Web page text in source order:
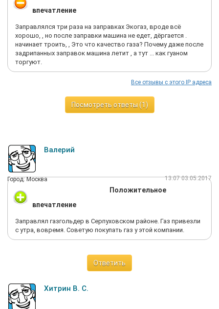
впечатление
Заправлялся три раза на заправках Экогаз, вроде всё
хорошо, , но после заправки машина не едет, дёргается .
начинает троить, , Это что качество газа? Почему даже после
задрипанных заправок машина летит , а тут ... как гуаном
торгуют.
Все отзывы с этого IP адреса
Посмотреть ответы (1)
Валерий
Город: Москва 13:07 03.05.2017
Положительное
впечатление
Заправлял газгольдер в Серпуховском районе. Газ привезли
с утра, вовремя. Советую покупать газ у этой компании.
Ответить
Хитрин В. С.